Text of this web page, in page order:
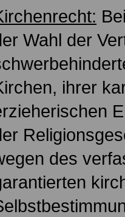
Wahl der
ihrer
des